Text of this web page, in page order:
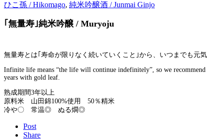
ひこ孫 / Hikomago, 純米吟醸酒 / Junmai Ginjo
｢無量寿｣純米吟醸 / Muryoju
無量寿とは｢寿命が限りなく続いていくこと｣から、いつまでも元
Infinite life means “the life will continue indefinitely”, so we recommend
years with gold leaf.
熟成期間3年以上
原料米 山田錦100%使用 50％精米
冷や〇 常温◎ ぬる燗◎
Post
Share